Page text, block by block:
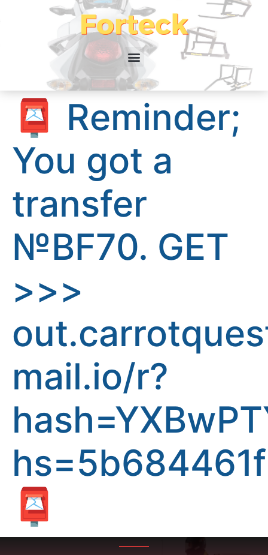
📮 Reminder;
You got a
transfer
№BF70. GET
>>>
mail.io/r?
📮